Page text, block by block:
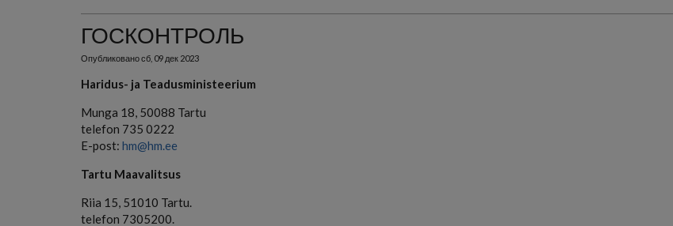
ГОСКОНТРОЛЬ
Опубликованосб, 09 дек 2023
Haridus- ja Teadusministeerium
Munga 18, 50088 Tartu
telefon 735 0222
E-post: hm@hm.ee
Tartu Maavalitsus
Riia 15, 51010 Tartu.
telefon 7305200.